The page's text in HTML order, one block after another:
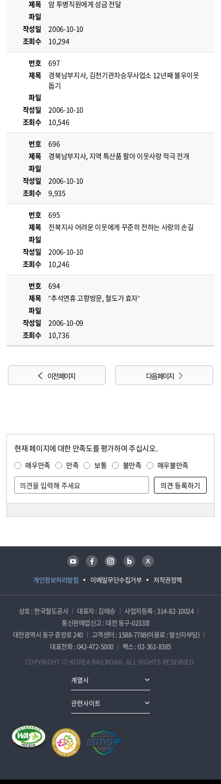
제목
암 투병직원에게 성금 전달
파일
작성일
2006-10-10
조회수
10,294
번호
697
제목
경북남부지사, 김천기관차승무사업소 12년째 불우이웃
돕기
파일
작성일
2006-10-10
조회수
10,546
번호
696
제목
경북남부지사, 지역 특산품 팔아 이웃사랑 적극 전개
파일
작성일
2006-10-10
조회수
9,935
번호
695
제목
전북지사 어려운 이웃에게 꾸준히 전하는 사랑의 손길
파일
작성일
2006-10-10
조회수
10,246
번호
694
제목
“추석연휴 고향방문, 철도가 효자”
파일
작성일
2006-10-09
조회수
10,736
이전 페이지 다음 페이지
현재 페이지에 대한 만족도를 평가하여 주십시오.
매우만족 만족 보통 불만족 매우불만족
개인정보처리방침 이메일무단수집거부 저작권정책
유튜브 페이스북 인스타그램 블로그 트위터
상호 : 한국철도공사 대표자 : 김태승
사업자등록 : 314-82-10024
통신판매업신고 : 대전 동구-0233호
대전광역시 동구 중앙로 240
고객센터 : 1588-7788(이용료 : 발신자부담)
대표전화 : 042-472-5000
팩스 : 02-361-8385
COPYRIGHT ⓒ KOREA RAILROAD. ALL RIGHTS RESERVED.
계열사
관련사이트